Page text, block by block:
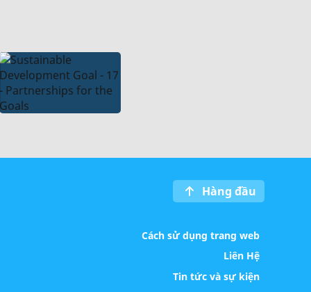
Hàng đầu
Cách sử dụng trang web
Liên Hệ
Tin tức và sự kiện